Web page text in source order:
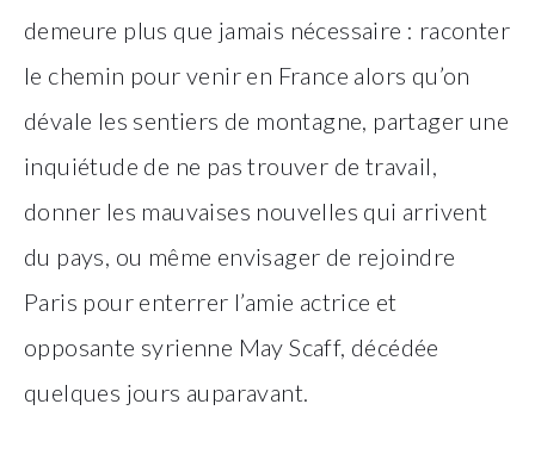
demeure plus que jamais nécessaire : raconter
le chemin pour venir en France alors qu’on
dévale les sentiers de montagne, partager une
inquiétude de ne pas trouver de travail,
donner les mauvaises nouvelles qui arrivent
du pays, ou même envisager de rejoindre
Paris pour enterrer l’amie actrice et
opposante syrienne May Scaff, décédée
quelques jours auparavant.